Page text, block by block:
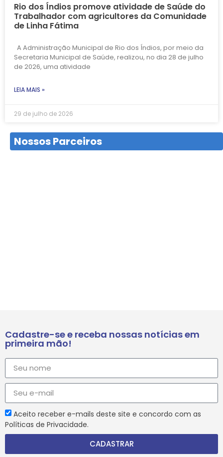
Rio dos Índios promove atividade de Saúde do
Trabalhador com agricultores da Comunidade
de Linha Fátima
A Administração Municipal de Rio dos Índios, por meio da
Secretaria Municipal de Saúde, realizou, no dia 28 de julho
de 2026, uma atividade
LEIA MAIS »
29 de julho de 2026
Nossos Parceiros
Cadastre-se e receba nossas notícias em
primeira mão!
Aceito receber e-mails deste site e concordo com as
Políticas de Privacidade.
CADASTRAR